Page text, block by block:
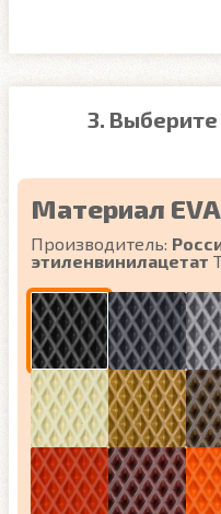
3.
Материал EVA
Производитель:
этиленвинилацетат